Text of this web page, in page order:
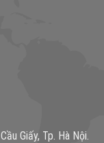
Giấy, Tp. Hà Nội.